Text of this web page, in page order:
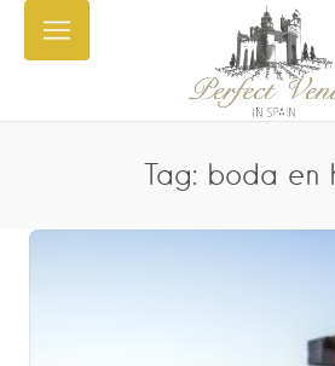
Tag: boda en